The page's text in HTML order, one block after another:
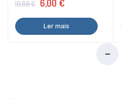
19,88€ O
preço
original
6,00 €O
preço
atual
Ler mais